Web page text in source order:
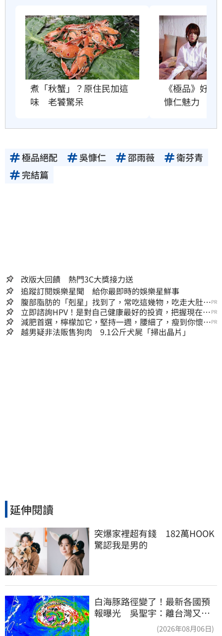
煮「秋蟹」？原住民加這
味　老饕驚呆
《極品》好
慷仁魅力
極品絕配 吳慷仁 邵雨薇
衛芬青
完結篇
改版大回饋 熱門3C大獎接力送
追蹤訂閱娛樂星聞 給你最即時的娛樂星鮮事
腹部脂肪的「剋星」找到了，常吃這幾物，吃走大肚
囊，瘦出小蠻腰
PR
立即諮詢HPV！是對自己健康最好的投資，把握現在不
嫌晚！
PR
減肥首選，檸檬加它，堅持一週，腰細了，瘦到你懷疑
人生
PR
越男疑非法販售狗肉 9.1公斤犬屍「掃出晶片」
延伸閱讀
突爆家裡超有錢　182萬HOOK
驚認我是男的
白海豚路徑變了！最新各國預
報曝光 吳聖宇：離台灣又更
(2026年08月06日)